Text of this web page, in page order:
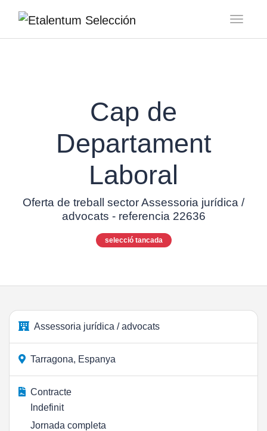
Cap de
Departament
Laboral
Oferta de treball sector Assessoria jurídica /
advocats - referencia 22636
selecció tancada
Assessoria jurídica / advocats
Tarragona, Espanya
Contracte
Indefinit
Jornada completa